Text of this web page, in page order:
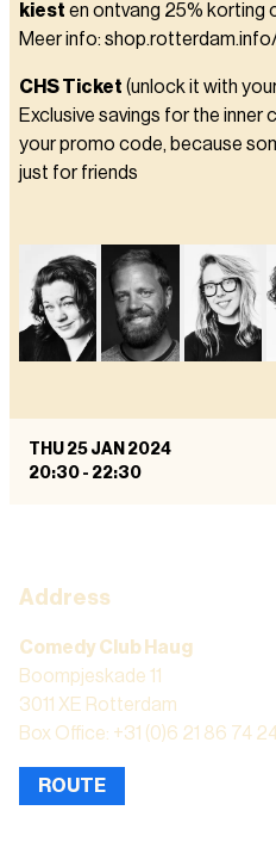
kiest en ontvang 25% korting
Meer info:
CHS Ticket (unlock it with
Exclusive savings for the inner
your promo code, because
just for friends
THU 25 JAN 2024
20:30 - 22:30
Address
Comedy Club Haug
Boompjeskade 11
3011 XE Rotterdam
Box Office: +31 (0)6 21 86 74
ROUTE